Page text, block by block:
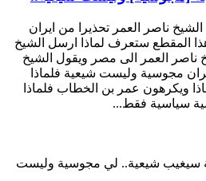
ناصر العمر تحذيرا من ايران
المقطع ستعرف لماذا ارسل الشيخ
ناصر العمر الى مصر ويقول الشيخ
مجوسية وليست شيعية فلماذا
ويكرهون عمر بن الخطاب فلماذا
سياسية فقط...
سيغيب شيعية.. لي مجوسية وليست